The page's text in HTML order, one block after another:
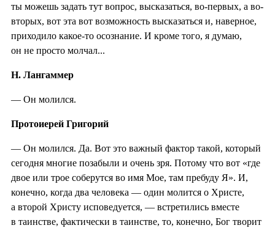
ты можешь задать тут вопрос, высказаться, во-первых, а во-
вторых, вот эта вот возможность высказаться и, наверное,
приходило какое-то осознание. И кроме того, я думаю,
он не просто молчал...
Н. Лангаммер
— Он молился.
Протоиерей Григорий
— Он молился. Да. Вот это важный фактор такой, который
сегодня многие позабыли и очень зря. Потому что вот «где
двое или трое соберутся во имя Мое, там пребуду Я». И,
конечно, когда два человека — один молится о Христе,
а второй Христу исповедуется, — встретились вместе
в таинстве, фактически в таинстве, то, конечно, Бог творит